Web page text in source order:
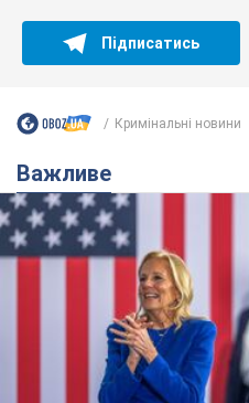
Підписатись
Кримінальні новини
Важливе